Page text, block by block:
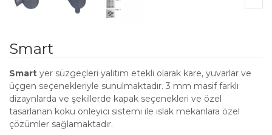
Smart
Smart yer süzgeçleri yalıtım etekli olarak kare, yuvarlar ve
üçgen seçenekleriyle sunulmaktadır. 3 mm masif farklı
dizaynlarda ve şekillerde kapak seçenekleri ve özel
tasarlanan koku önleyici sistemi ile ıslak mekanlara özel
çözümler sağlamaktadır.